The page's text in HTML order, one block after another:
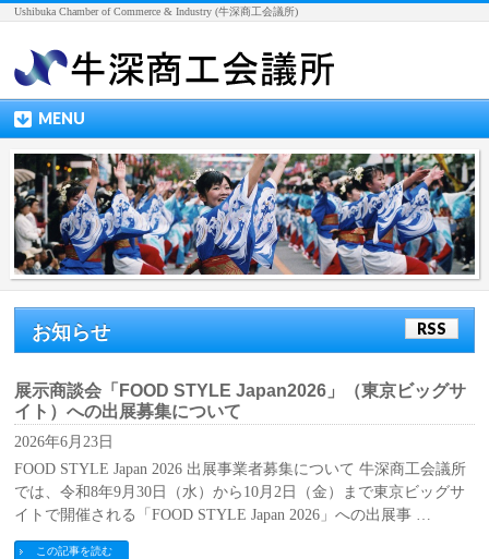
Ushibuka Chamber of Commerce & Industry (牛深商工会議所)
MENU
お知らせ RSS
展示商談会「FOOD STYLE Japan2026」（東京ビッグサ
イト）への出展募集について
2026年6月23日
FOOD STYLE Japan 2026 出展事業者募集について 牛深商工会議所
では、令和8年9月30日（水）から10月2日（金）まで東京ビッグサ
イトで開催される「FOOD STYLE Japan 2026」への出展事 …
この記事を読む